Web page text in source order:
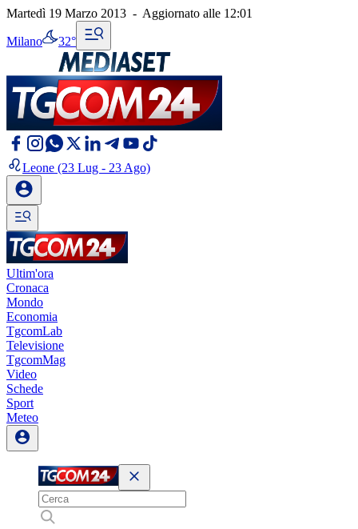
Martedì 19 Marzo 2013 - Aggiornato alle 12:01
Milano 32°
Leone (23 Lug - 23 Ago)
Ultim'ora
Cronaca
Mondo
Economia
TgcomLab
Televisione
TgcomMag
Video
Schede
Sport
Meteo